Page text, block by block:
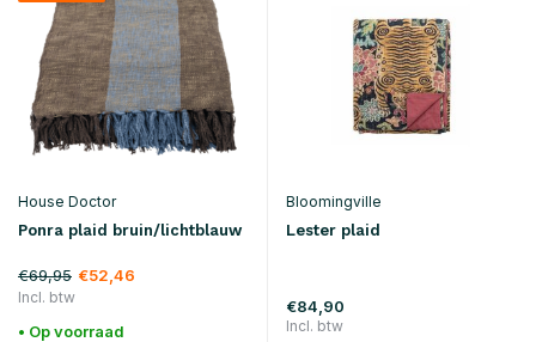
House Doctor
Ponra plaid bruin/lichtblauw
€69,95 €52,46
Incl. btw
• Op voorraad
Bloomingville
Lester plaid
€84,90
Incl. btw